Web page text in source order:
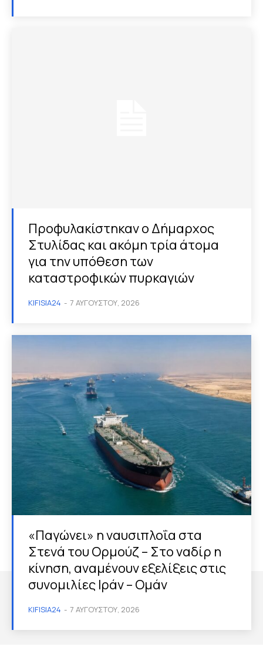
Προφυλακίστηκαν ο Δήμαρχος
Στυλίδας και ακόμη τρία άτομα
για την υπόθεση των
καταστροφικών πυρκαγιών
KIFISIA24 - 7 ΑΥΓΟΎΣΤΟΥ, 2026
«Παγώνει» η ναυσιπλοΐα στα
Στενά του Ορμούζ – Στο ναδίρ η
κίνηση, αναμένουν εξελίξεις στις
συνομιλίες Ιράν – Ομάν
KIFISIA24 - 7 ΑΥΓΟΎΣΤΟΥ, 2026